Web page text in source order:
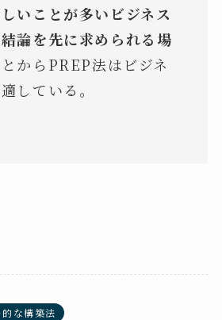
いことが多いビジネス
論を先に求められる場
からPREP法はビジネ
している。
な構築法